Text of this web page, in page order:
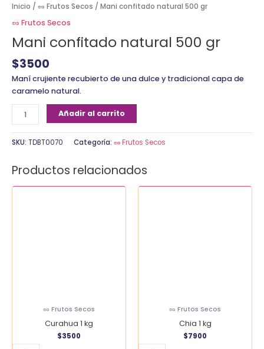
Inicio / 🥜 Frutos Secos / Mani confitado natural 500 gr
🥜 Frutos Secos
Mani confitado natural 500 gr
$3500
Maní crujiente recubierto de una dulce y tradicional capa de
caramelo natural.
Añadir al carrito
SKU: TDBT0070 Categoría: 🥜 Frutos Secos
Productos relacionados
🥜 Frutos Secos
Curahua 1 kg
$3500
🥜 Frutos Secos
Chia 1 kg
$7900